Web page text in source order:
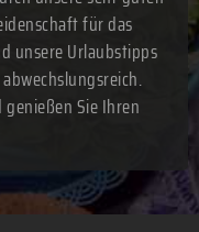
für das
unsere Urlaubstipps
genießen Sie Ihren